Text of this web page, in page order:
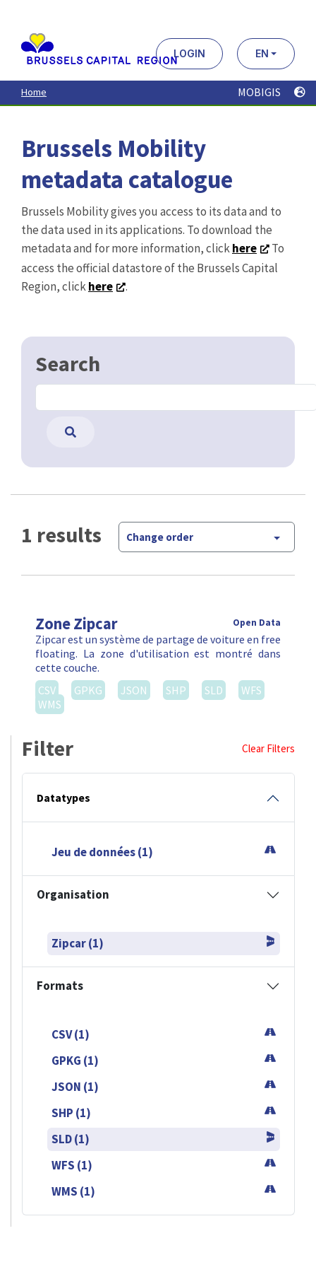
contenu
principal
LOGIN EN
Home MOBIGIS
Brussels Mobility
metadata catalogue
Brussels Mobility gives you access to its data and to
the data used in its applications. To download the
metadata and for more information, clickhere
To
access the official datastore of the Brussels Capital
Region, clickhere .
Search
1 results Change order
Zone Zipcar Open Data
Zipcar est un système de partage de voiture en free
floating. La zone d'utilisation est montré dans
cette couche.
CSV
GPKG JSON SHP SLD
WFS
WMS
Filter Clear Filters
Datatypes
Jeu de données (1)
Organisation
Zipcar (1)
Formats
CSV (1)
GPKG (1)
JSON (1)
SHP (1)
SLD (1)
WFS (1)
WMS (1)